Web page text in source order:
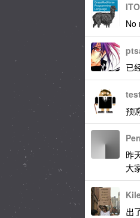
No
已
预
昨
大
出